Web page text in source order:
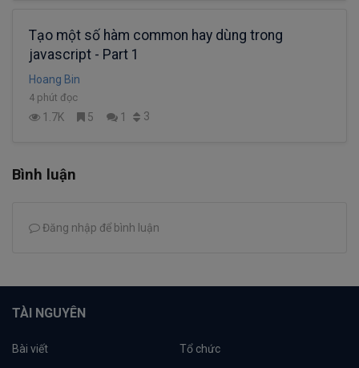
Tạo một số hàm common hay dùng trong
javascript - Part 1
Hoang Bin
4 phút đọc
1.7K 5 1 3
Bình luận
Đăng nhập để bình luận
TÀI NGUYÊN
Bài viết Tổ chức